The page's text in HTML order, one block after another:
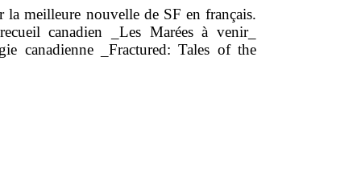
meilleure nouvelle de SF en français.
canadien _Les Marées à venir_
canadienne _Fractured: Tales of the